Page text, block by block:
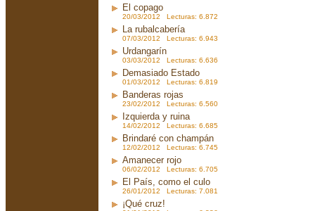
El copago
20/03/2012 Lecturas: 6.872
La rubalcabería
07/03/2012 Lecturas: 6.943
Urdangarín
03/03/2012 Lecturas: 6.636
Demasiado Estado
01/03/2012 Lecturas: 6.819
Banderas rojas
23/02/2012 Lecturas: 6.560
Izquierda y ruina
14/02/2012 Lecturas: 6.685
Brindaré con champán
12/02/2012 Lecturas: 6.745
Amanecer rojo
06/02/2012 Lecturas: 6.705
El País, como el culo
26/01/2012 Lecturas: 7.081
¡Qué cruz!